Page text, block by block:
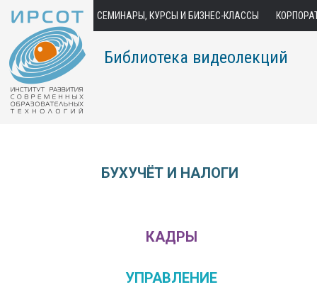
СЕМИНАРЫ, КУРСЫ И БИЗНЕС-КЛАССЫ
Библиотека видеолекций
БУХУЧЁТ И НАЛОГИ
КАДРЫ
УПРАВЛЕНИЕ